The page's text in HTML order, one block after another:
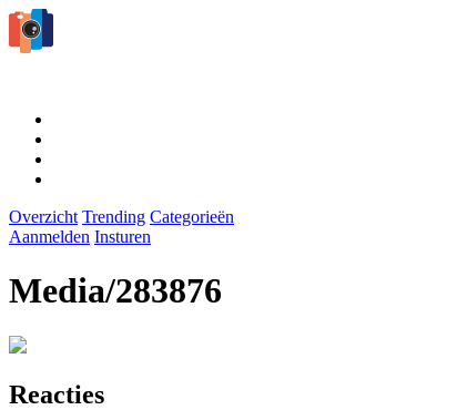
Overzicht Trending Categorieën
Aanmelden Insturen
Media/283876
Reacties